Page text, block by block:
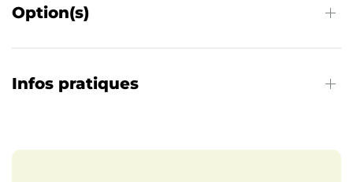
Option(s)
Infos pratiques